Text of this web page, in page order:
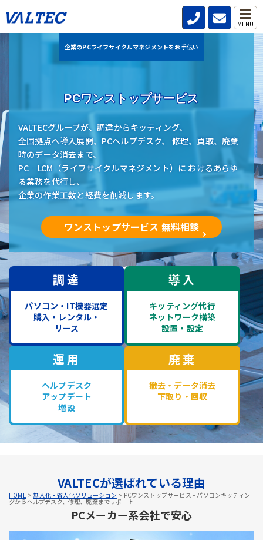
MENU
HOME>無人化・省人化ソリューション>PCワンストップサービス – パソコンキッティン
グからヘルプデスク、修理、廃棄までサポート
企業のPCライフサイクルマネジメントをお手伝い
PCワンストップサービス
VALTECグループが、調達からキッティング、
全国拠点へ導入展開、PCヘルプデスク、 修理、買取、廃棄
時のデータ消去まで、
PC‐LCM（ライフサイクルマネジメント）に おけるあらゆ
る業務を代行し、
企業の作業工数と経費を削減します。
ワンストップサービス 無料相談
調達
パソコン・IT機器選定
購入・レンタル・
リース
導入
キッティング代行
ネットワーク構築
設置・設定
運用
ヘルプデスク
アップデート
増設
廃棄
撤去・データ消去
下取り・回収
VALTECが選ばれている理由
PCメーカー系会社で安心